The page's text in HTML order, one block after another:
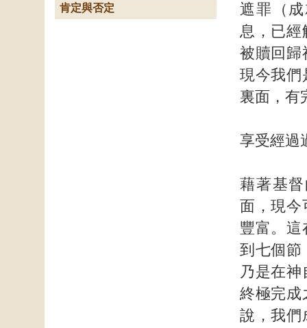
遮罪（
息，已經
被贖回歸
現今我們
裏面，有
享受經過
藉著基
面，現今
豐富。這
到七個節
乃是在
終極完成
說，我們
肯定與否定